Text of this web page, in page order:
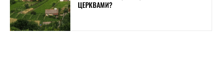
ЦЕРКВАМИ?